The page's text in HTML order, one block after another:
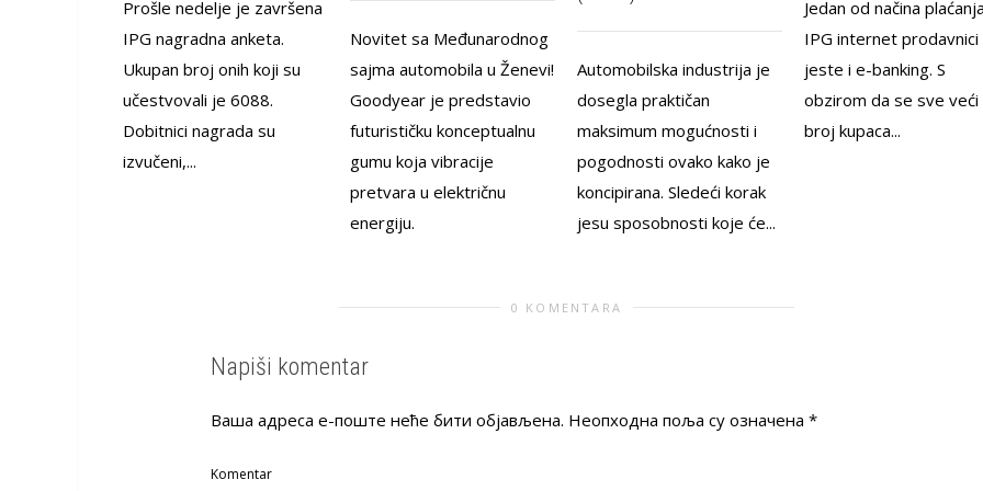
Prošle nedelje je završena
IPG nagradna anketa.
Ukupan broj onih koji su
učestvovali je 6088.
Dobitnici nagrada su
izvučeni,...
Novitet sa Međunarodnog
sajma automobila u Ženevi!
Goodyear je predstavio
futurističku konceptualnu
gumu koja vibracije
pretvara u električnu
energiju.
Automobilska industrija je
dosegla praktičan
maksimum mogućnosti i
pogodnosti ovako kako je
koncipirana. Sledeći korak
jesu sposobnosti koje će...
Jedan od načina
IPG internet prodavnici
jeste i e-banking. S
obzirom da se sve veći
broj kupaca...
0 KOMENTARA
Napiši komentar
Ваша адреса е-поште неће бити објављена. Неопходна поља су означена *
Komentar